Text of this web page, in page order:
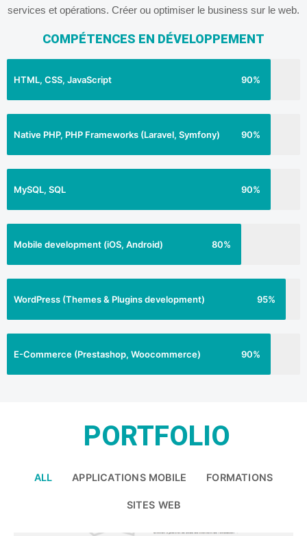
services et opérations. Créer ou optimiser le business sur le web.
COMPÉTENCES EN DÉVELOPPEMENT
HTML, CSS, JavaScript 90%
Native PHP, PHP Frameworks (Laravel, Symfony) 90%
MySQL, SQL 90%
Mobile development (iOS, Android) 80%
WordPress (Themes & Plugins development) 95%
E-Commerce (Prestashop, Woocommerce) 90%
PORTFOLIO
ALL APPLICATIONS MOBILE FORMATIONS
SITES WEB